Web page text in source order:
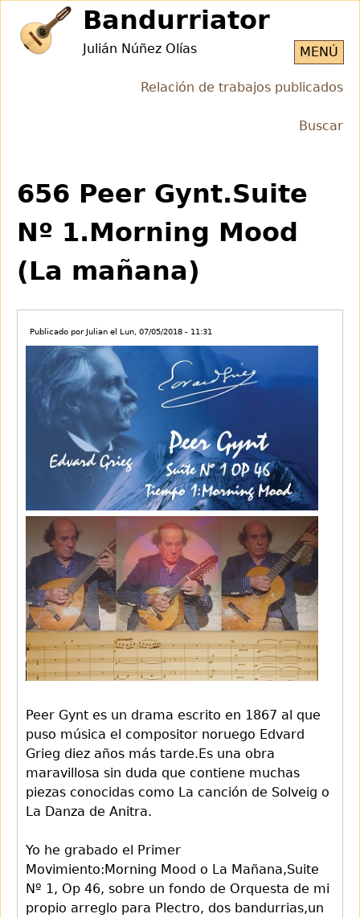
navigation
MENÚ
Bandurriator
Julián Núñez Olías
Relación de trabajos publicados
Buscar
to
top
to
top
656 Peer Gynt.Suite
Nº 1.Morning Mood
(La mañana)
Publicado por Julian el Lun, 07/05/2018 - 11:31
Peer Gynt es un drama escrito en 1867 al que
puso música el compositor noruego Edvard
Grieg diez años más tarde.Es una obra
maravillosa sin duda que contiene muchas
piezas conocidas como La canción de Solveig o
La Danza de Anitra.
Yo he grabado el Primer
Movimiento:Morning Mood o La Mañana,Suite
Nº 1, Op 46, sobre un fondo de Orquesta de mi
propio arreglo para Plectro, dos bandurrias,un